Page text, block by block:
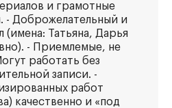
и грамотные
- Доброжелательный и
(имена: Татьяна, Дарья
- Приемлемые, не
работать без
записи. -
работ
качественно и «под